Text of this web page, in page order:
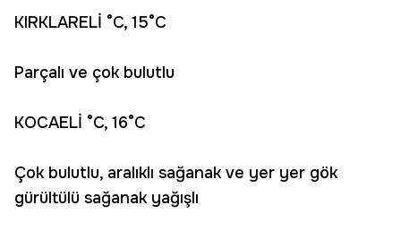
KIRKLARELİ °C, 15°C
Parçalı ve çok bulutlu
KOCAELİ °C, 16°C
Çok bulutlu, aralıklı sağanak ve yer yer gök
gürültülü sağanak yağışlı